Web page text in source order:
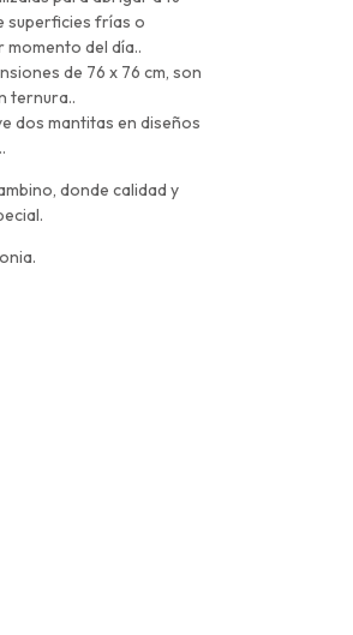
superficies frías o
momento del día..
de 76 x 76 cm, son
ternura..
dos mantitas en diseños
donde calidad y